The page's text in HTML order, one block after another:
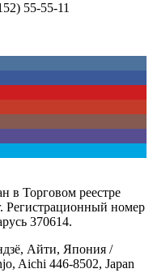
55-55-11
в Торговом реестре
Регистрационный номер
370614.
Айти, Япония /
Aichi 446-8502, Japan